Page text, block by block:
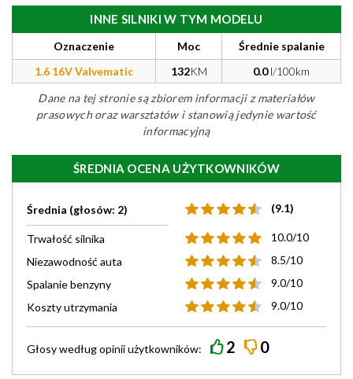
INNE SILNIKI W TYM MODELU
Oznaczenie Moc
Średnie spalanie
1.6 16V Valvematic
132KM 0.0l/100km
Dane na tej stronie są zbiorem informacji z materiałów
prasowych oraz warsztatów i stanowią jedynie wartość
informacyjną
ŚREDNIA OCENA UŻYTKOWNIKÓW
Średnia (głosów: 2) (9.1)
Trwałość silnika
10.0/10
Niezawodność auta
8.5/10
Spalanie benzyny
9.0/10
Koszty utrzymania
9.0/10
Głosy wedługopiniiużytkowników: 2 0